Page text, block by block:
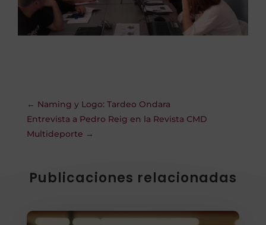
← Naming y Logo: Tardeo Ondara
Entrevista a Pedro Reig en la Revista CMD
Multideporte →
Publicaciones relacionadas